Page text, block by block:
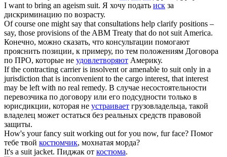
I want to bring an ageism suit. Я хочу подать иск за
дискриминацию по возрасту.
Of course one might say that consultations help clarify positions –
say, those provisions of the ABM Treaty that do notsuitAmerica.
Конечно, можно сказать, что консультации помогают
прояснить позиции, к примеру, по тем положениям Договора
по ПРО, которые не удовлетворяют Америку.
If the contracting carrier is insolvent or amenable to suitonly in a
jurisdiction that is inconvenient to the cargo interest, that interest
may be left with no real remedy. В случае несостоятельности
перевозчика по договору или его подсудности только в
юрисдикции, которая не устраивает грузовладельца, такой
владелец может остаться без реальных средств правовой
защиты.
How's your fancy suitworking out for you now, fur face? Помог
тебе твой костюмчик, мохнатая морда?
It's a suitjacket. Пиджак от костюма.